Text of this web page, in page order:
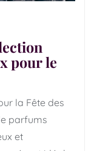
pour le
la Fête des
parfums
et